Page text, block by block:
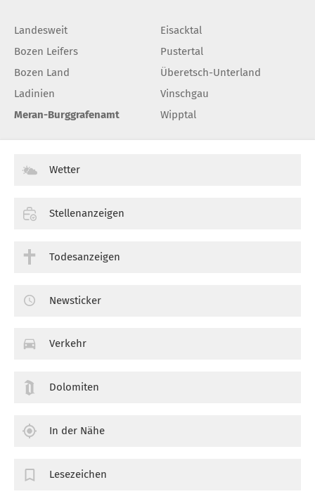
Landesweit
Bozen Leifers
Bozen Land
Ladinien
Meran-Burggrafenamt
Eisacktal
Pustertal
Überetsch-Unterland
Vinschgau
Wipptal
Wetter
Stellenanzeigen
Todesanzeigen
Newsticker
Verkehr
Dolomiten
In der Nähe
Lesezeichen